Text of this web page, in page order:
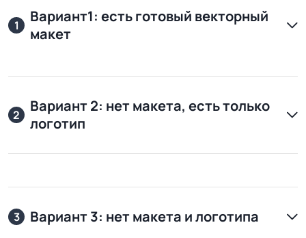
1
Вариант1: есть готовый векторный
макет
2
Вариант 2: нет макета, есть только
логотип
3 Вариант 3: нет макета и логотипа